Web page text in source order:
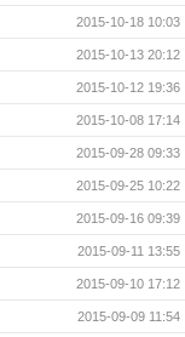
2015-10-18 10:03
2015-10-13 20:12
2015-10-12 19:36
2015-10-08 17:14
2015-09-28 09:33
2015-09-25 10:22
2015-09-16 09:39
2015-09-11 13:55
2015-09-10 17:12
2015-09-09 11:54